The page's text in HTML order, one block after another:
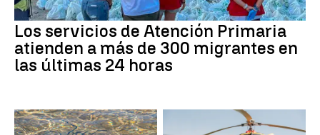
Los servicios de Atención Primaria
atienden a más de 300 migrantes en
las últimas 24 horas